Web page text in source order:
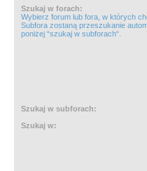
Szukaj w forach:
Wybierz forum lub fora, w których
Subfora zostaną przeszukanie
poniżej “szukaj w subforach“.
Szukaj w subforach:
Szukaj w: